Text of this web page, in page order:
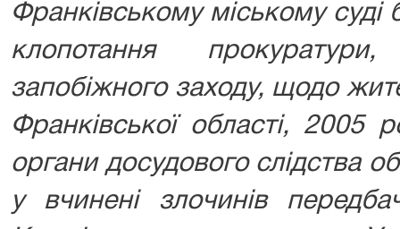
Франківському міському суді
клопотання
запобіжного заходу, щодо
Франківської області, 2005
органи досудового слідства
у вчинені злочинів